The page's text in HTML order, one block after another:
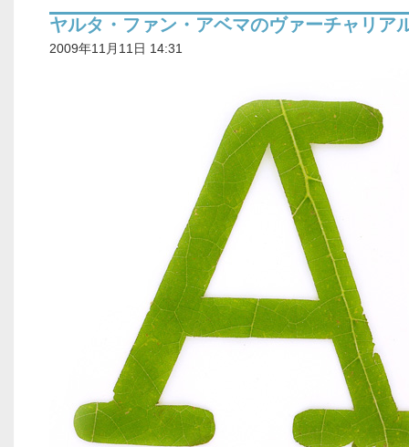
ヤルタ・ファン・アベマのヴァーチャリア
2009年11月11日 14:31